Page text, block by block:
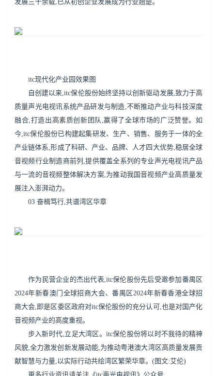
发展三十余载,已从初创企业发展成为行业翘楚。
itc现代化产业园效果图
自创建以来,itc保伦股份始终坚持以创新驱动发展,致力于高
质量声光电视讯系统产品研发与制造,不断推动产业与科技深度
融合,打造出高素质创新团队,赢得了全球市场的广泛赞誉。如
今,itc保伦股份已构建起集研发、生产、销售、服务于一体的全
产业链体系,形成了科研、产业、品牌、人才四大优势,稳居全球
音视频行业制造商前列,提供覆盖全系列的专业声光电视讯产品
与一流的音视频整体解决方案,为推动我国音视频产业高质量发
展注入澎湃动力。
03 奋楫笃行,共谱湾区华章
作为民营企业的杰出代表,itc保伦股份先后受邀参加番禺区
2024年新春澳门全球招商大会、番禺区2024年新春香港全球招
商大会,即是区委区政府对itc保伦股份的充分认可,也是对国产化
音视频产业的高度重视。
步入新时代,立足大湾区。itc保伦股份将以时不我待的精神
风貌,全力激发创新发展动能,为推动粤港澳大湾区高质量发展贡
献智慧与力量,以实际行动共绘湾区繁荣华章。(图文:艾伦)